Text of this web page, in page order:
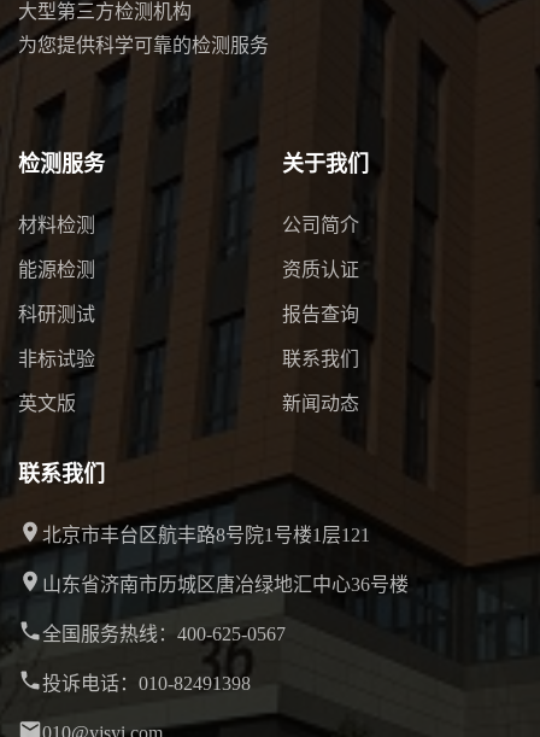
大型第三方检测机构
为您提供科学可靠的检测服务
检测服务
材料检测
能源检测
科研测试
非标试验
英文版
关于我们
公司简介
资质认证
报告查询
联系我们
新闻动态
联系我们
北京市丰台区航丰路8号院1号楼1层121
山东省济南市历城区唐冶绿地汇中心36号楼
全国服务热线：400-625-0567
投诉电话：010-82491398
010@yjsyi.com